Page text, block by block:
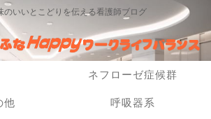
のいいとこどりを伝える看護師ブログ
ネフローゼ症候群
他 呼吸器系